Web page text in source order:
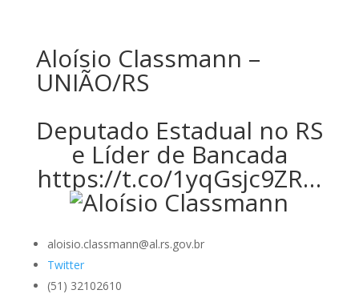
Aloísio Classmann –
UNIÃO/RS
Deputado Estadual no RS
e Líder de Bancada
https://t.co/1yqGsjc9ZR…
aloisio.classmann@al.rs.gov.br
Twitter
(51) 32102610